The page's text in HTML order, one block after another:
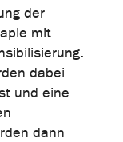
der
mit
dabei
und eine
dann